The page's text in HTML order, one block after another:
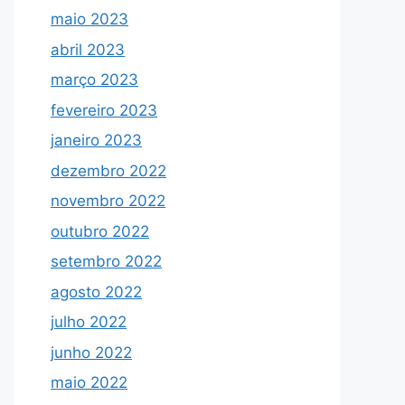
maio 2023
abril 2023
março 2023
fevereiro 2023
janeiro 2023
dezembro 2022
novembro 2022
outubro 2022
setembro 2022
agosto 2022
julho 2022
junho 2022
maio 2022